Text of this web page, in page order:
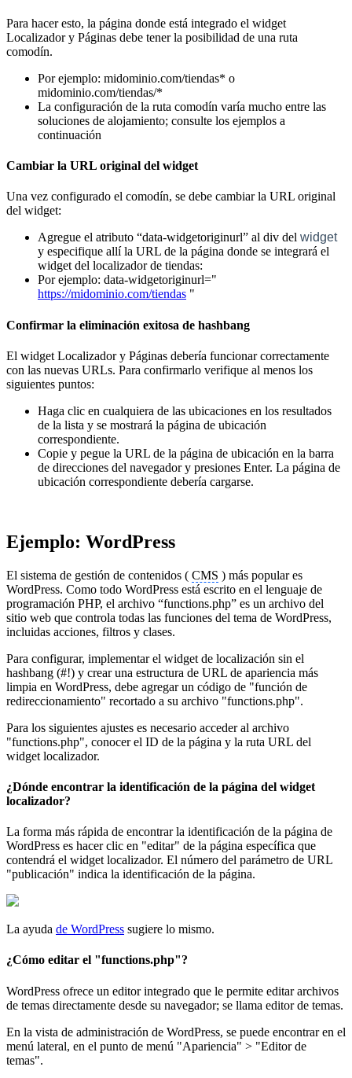
Para hacer esto, la página donde está integrado el widget
Localizador y Páginas debe tener la posibilidad de una ruta
comodín.
Por ejemplo: midominio.com/tiendas* o
midominio.com/tiendas/*
La configuración de la ruta comodín varía mucho entre las
soluciones de alojamiento; consulte los ejemplos a
continuación
Cambiar la URL original del widget
Una vez configurado el comodín, se debe cambiar la URL original
del widget:
Agregue el atributo “data-widgetoriginurl” al div del widget
y especifique allí la URL de la página donde se integrará el
widget del localizador de tiendas:
Por ejemplo: data-widgetoriginurl="
https://midominio.com/tiendas "
Confirmar la eliminación exitosa de hashbang
El widget Localizador y Páginas debería funcionar correctamente
con las nuevas URLs. Para confirmarlo verifique al menos los
siguientes puntos:
Haga clic en cualquiera de las ubicaciones en los resultados
de la lista y se mostrará la página de ubicación
correspondiente.
Copie y pegue la URL de la página de ubicación en la barra
de direcciones del navegador y presiones Enter. La página de
ubicación correspondiente debería cargarse.
Ejemplo: WordPress
El sistema de gestión de contenidos ( CMS ) más popular es
WordPress. Como todo WordPress está escrito en el lenguaje de
programación PHP, el archivo “functions.php” es un archivo del
sitio web que controla todas las funciones del tema de WordPress,
incluidas acciones, filtros y clases.
Para configurar, implementar el widget de localización sin el
hashbang (#!) y crear una estructura de URL de apariencia más
limpia en WordPress, debe agregar un código de "función de
redireccionamiento" recortado a su archivo "functions.php".
Para los siguientes ajustes es necesario acceder al archivo
"functions.php", conocer el ID de la página y la ruta URL del
widget localizador.
¿Dónde encontrar la identificación de la página del widget
localizador?
La forma más rápida de encontrar la identificación de la página de
WordPress es hacer clic en "editar" de la página específica que
contendrá el widget localizador. El número del parámetro de URL
"publicación" indica la identificación de la página.
La ayuda de WordPress sugiere lo mismo.
¿Cómo editar el "functions.php"?
WordPress ofrece un editor integrado que le permite editar archivos
de temas directamente desde su navegador; se llama editor de temas.
En la vista de administración de WordPress, se puede encontrar en el
menú lateral, en el punto de menú "Apariencia" > "Editor de
temas".